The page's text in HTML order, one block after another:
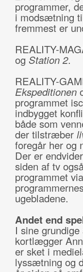
programmer,
i modsætning
fremmest er
REALITY-
og Station 2.
REALITY-
Ekspeditionen
programmet
indbygget
både som
der tilstræber
foregår her og
Der er
siden af tv
programmet
ugebladene.
Andet end
I sine
kortlægger
er sket i
lyssætning og